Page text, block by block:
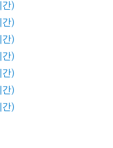
)
)
)
)
)
)
)